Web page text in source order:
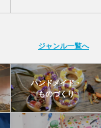
ジャンル一覧へ
ハンドメイド・
ものづくり